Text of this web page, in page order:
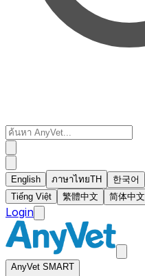
English ภาษาไทยTH 한국어
Tiếng Việt
繁體中文 简体中文
Login
AnyVet SMART